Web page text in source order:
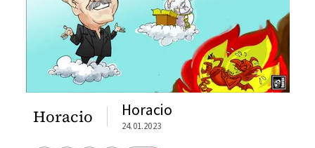
Horacio Horacio
24.01.2023